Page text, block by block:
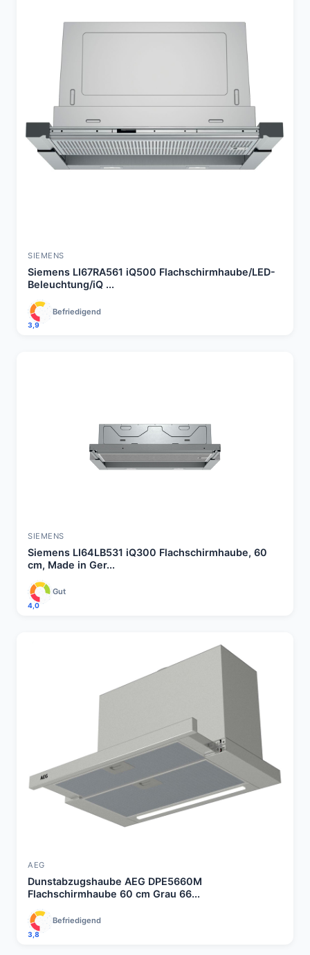
SIEMENS
Siemens LI67RA561 iQ500 Flachschirmhaube/LED-
Beleuchtung/iQ ...
3,9
Befriedigend
SIEMENS
Siemens LI64LB531 iQ300 Flachschirmhaube, 60
cm, Made in Ger...
4,0
Gut
AEG
Dunstabzugshaube AEG DPE5660M
Flachschirmhaube 60 cm Grau 66...
3,8
Befriedigend